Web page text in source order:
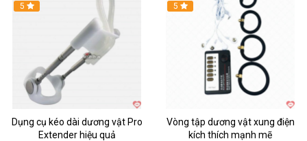
Hot
5
Dụng cụ kéo dài dương vật Pro
Extender hiệu quả
Hot
5
Vòng tập dương vật xung điện
kích thích mạnh mẽ